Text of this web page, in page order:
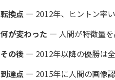
転換点 — 2012年、ヒントン率
何が変わった — 人間が特徴量を
その後— 2012年以降の優勝は
到達点 — 2015年に人間の画像